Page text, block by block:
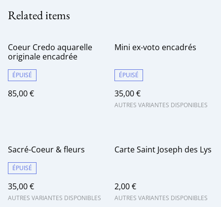
Related items
Coeur Credo aquarelle
originale encadrée
ÉPUISÉ
85,00 €
Mini ex-voto encadrés
ÉPUISÉ
35,00 €
AUTRES VARIANTES DISPONIBLES
Sacré-Coeur & fleurs
ÉPUISÉ
35,00 €
AUTRES VARIANTES DISPONIBLES
Carte Saint Joseph des Lys
2,00 €
AUTRES VARIANTES DISPONIBLES